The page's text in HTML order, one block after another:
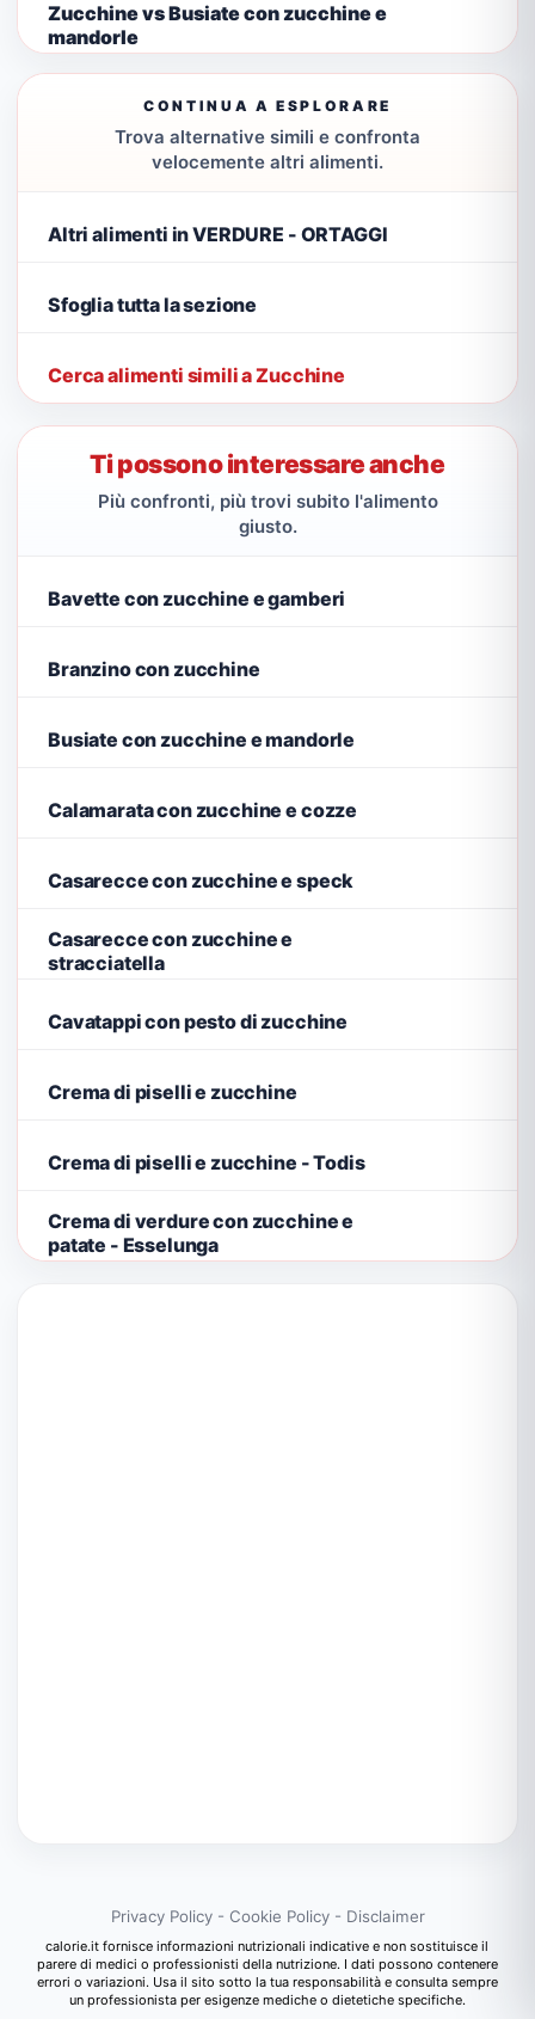
Zucchine vs Busiate con zucchine e
mandorle
CONTINUA A ESPLORARE
Trova alternative simili e confronta
velocemente altri alimenti.
Altri alimenti in VERDURE - ORTAGGI
Sfoglia tutta la sezione
Cerca alimenti simili a Zucchine
Ti possono interessare anche
Più confronti, più trovi subito l'alimento
giusto.
Bavette con zucchine e gamberi
Branzino con zucchine
Busiate con zucchine e mandorle
Calamarata con zucchine e cozze
Casarecce con zucchine e speck
Casarecce con zucchine e
stracciatella
Cavatappi con pesto di zucchine
Crema di piselli e zucchine
Crema di piselli e zucchine - Todis
Crema di verdure con zucchine e
patate - Esselunga
Privacy Policy- Cookie Policy- Disclaimer
calorie.it fornisce informazioni nutrizionali indicative e non sostituisce il
parere di medici o professionisti della nutrizione. I dati possono contenere
errori o variazioni. Usa il sito sotto la tua responsabilità e consulta sempre
un professionista per esigenze mediche o dietetiche specifiche.